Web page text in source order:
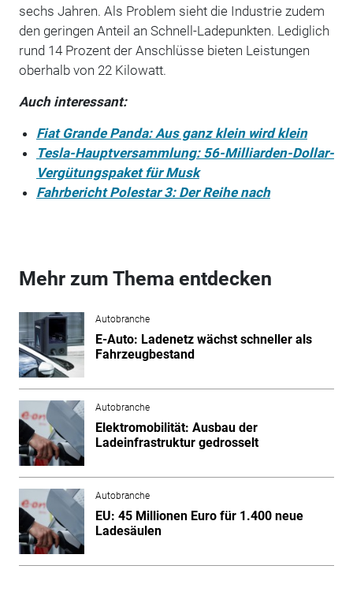
sechs Jahren. Als Problem sieht die Industrie zudem
den geringen Anteil an Schnell-Ladepunkten. Lediglich
rund 14 Prozent der Anschlüsse bieten Leistungen
oberhalb von 22 Kilowatt.
Auch interessant:
Fiat Grande Panda: Aus ganz klein wird klein
Tesla-Hauptversammlung: 56-Milliarden-Dollar-
Vergütungspaket für Musk
Fahrbericht Polestar 3: Der Reihe nach
Mehr zum Thema entdecken
Autobranche
E-Auto: Ladenetz wächst schneller als
Fahrzeugbestand
Autobranche
Elektromobilität: Ausbau der
Ladeinfrastruktur gedrosselt
Autobranche
EU: 45 Millionen Euro für 1.400 neue
Ladesäulen